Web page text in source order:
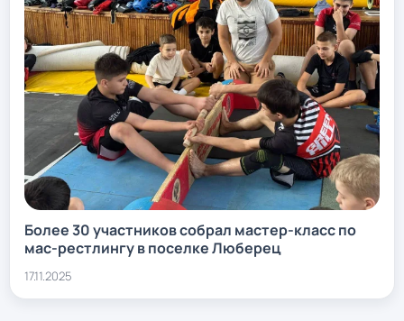
Более 30 участников собрал мастер-класс по
мас-рестлингу в поселке Люберец
17.11.2025